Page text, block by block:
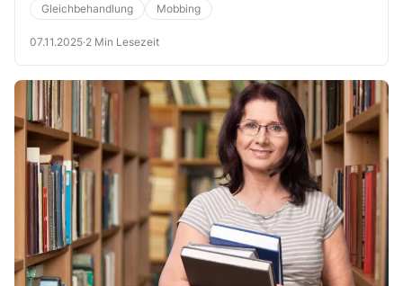
Gleichbehandlung
Mobbing
07.11.2025·2 Min Lesezeit